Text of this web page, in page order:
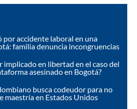
accidente laboral en una
familia denuncia incongruencias
implicado en libertad en el caso del
asesinado en Bogotá?
busca codeudor para no
maestría en Estados Unidos